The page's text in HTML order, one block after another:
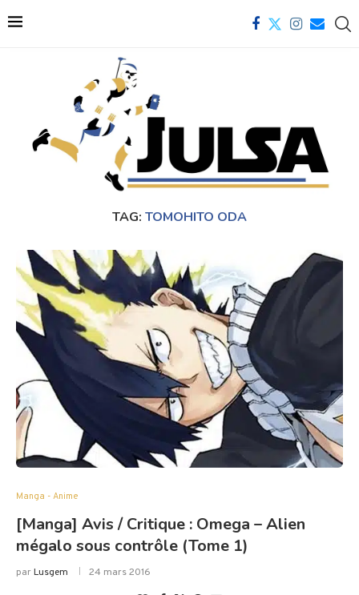
TAG: TOMOHITO ODA
Manga - Anime
[Manga] Avis / Critique : Omega – Alien
mégalo sous contrôle (Tome 1)
parLusgem 24 mars 2016